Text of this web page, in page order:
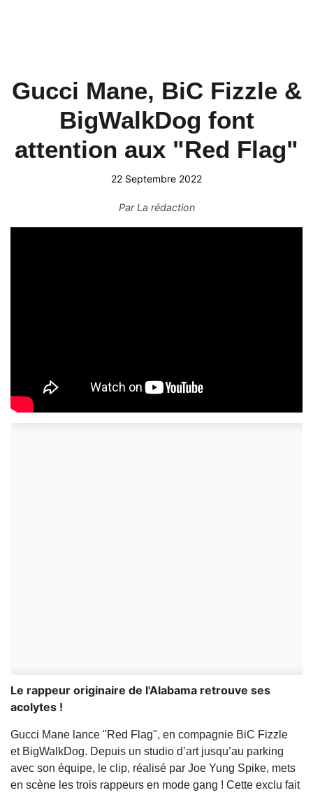
Gucci Mane, BiC Fizzle &
BigWalkDog font
attention aux "Red Flag"
22 Septembre 2022
ParLa rédaction
Le rappeur originaire de l'Alabama retrouve ses
acolytes !
Gucci Mane lance "Red Flag", en compagnie BiC Fizzle
et BigWalkDog. Depuis un studio d’art jusqu’au parking
avec son équipe, le clip, réalisé par Joe Yung Spike, mets
en scène les trois rappeurs en mode gang ! Cette exclu fait